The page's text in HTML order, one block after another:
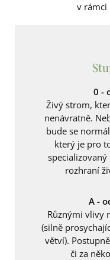
v rámci
0 -
Živý strom,
nenávratně.
bude se
který je pro
rozhraní
A -
Různými vlivy
(silně
větví).
či za